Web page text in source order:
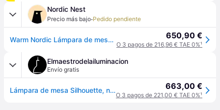
Nordic Nest
Precio más bajo·Pedido pendiente
Warm Nordic Lámpara de mesa Silhouette Warm white 650,90 €
O 3 pagos de 216,96 € TAE 0%¹
Elmaestrodelailuminacion
Envío gratis
Lámpara de mesa Silhouette, negra, altura 59 cm - Warm Nordic - Sala de estar / salón - Diseño - Metal - Bombilla única 663,00 €
O 3 pagos de 221,00 € TAE 0%¹